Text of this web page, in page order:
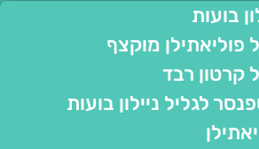
בועות
פוליאתילן מוקצף
קרטון רבד
לגליל ניילון בועות